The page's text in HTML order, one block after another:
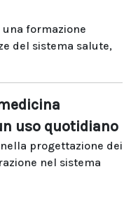
formazione
del sistema salute,
uso quotidiano
progettazione dei
nel sistema